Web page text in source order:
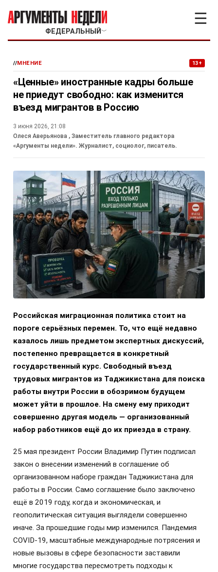
ФЕДЕРАЛЬНЫЙ ﹀
☰
//МНЕНИЕ 13+
«Ценные» иностранные кадры больше
не приедут свободно: как изменится
въезд мигрантов в Россию
3 июня 2026, 21:08
Олеся Аверьянова , Заместитель главного редактора
«Аргументы недели». Журналист, социолог, писатель.
Российская миграционная политика стоит на
пороге серьёзных перемен. То, что ещё недавно
казалось лишь предметом экспертных дискуссий,
постепенно превращается в конкретный
государственный курс. Свободный въезд
трудовых мигрантов из Таджикистана для поиска
работы внутри России в обозримом будущем
может уйти в прошлое. На смену ему приходит
совершенно другая модель — организованный
набор работников ещё до их приезда в страну.
25 мая президент России Владимир Путин подписал
закон о внесении изменений в соглашение об
организованном наборе граждан Таджикистана для
работы в России. Само соглашение было заключено
ещё в 2019 году, когда и экономическая, и
геополитическая ситуация выглядели совершенно
иначе. За прошедшие годы мир изменился. Пандемия
COVID-19, масштабные международные потрясения и
новые вызовы в сфере безопасности заставили
многие государства пересмотреть подходы к